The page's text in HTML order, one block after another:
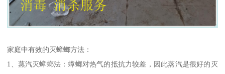
家庭中有效的灭蟑螂方法：
1、蒸汽灭蟑螂法：蟑螂对热气的抵抗力较差，因此蒸汽是很好的灭